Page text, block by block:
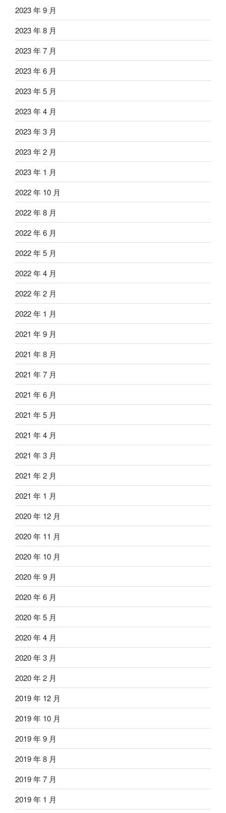
2023 年 9 月
2023 年 8 月
2023 年 7 月
2023 年 6 月
2023 年 5 月
2023 年 4 月
2023 年 3 月
2023 年 2 月
2023 年 1 月
2022 年 10 月
2022 年 8 月
2022 年 6 月
2022 年 5 月
2022 年 4 月
2022 年 2 月
2022 年 1 月
2021 年 9 月
2021 年 8 月
2021 年 7 月
2021 年 6 月
2021 年 5 月
2021 年 4 月
2021 年 3 月
2021 年 2 月
2021 年 1 月
2020 年 12 月
2020 年 11 月
2020 年 10 月
2020 年 9 月
2020 年 6 月
2020 年 5 月
2020 年 4 月
2020 年 3 月
2020 年 2 月
2019 年 12 月
2019 年 10 月
2019 年 9 月
2019 年 8 月
2019 年 7 月
2019 年 1 月